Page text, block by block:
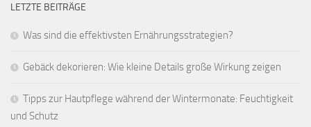
LETZTE BEITRÄGE
Was sind die effektivsten Ernährungsstrategien?
Gebäck dekorieren: Wie kleine Details große Wirkung zeigen
Tipps zur Hautpflege während der Wintermonate: Feuchtigkeit
und Schutz